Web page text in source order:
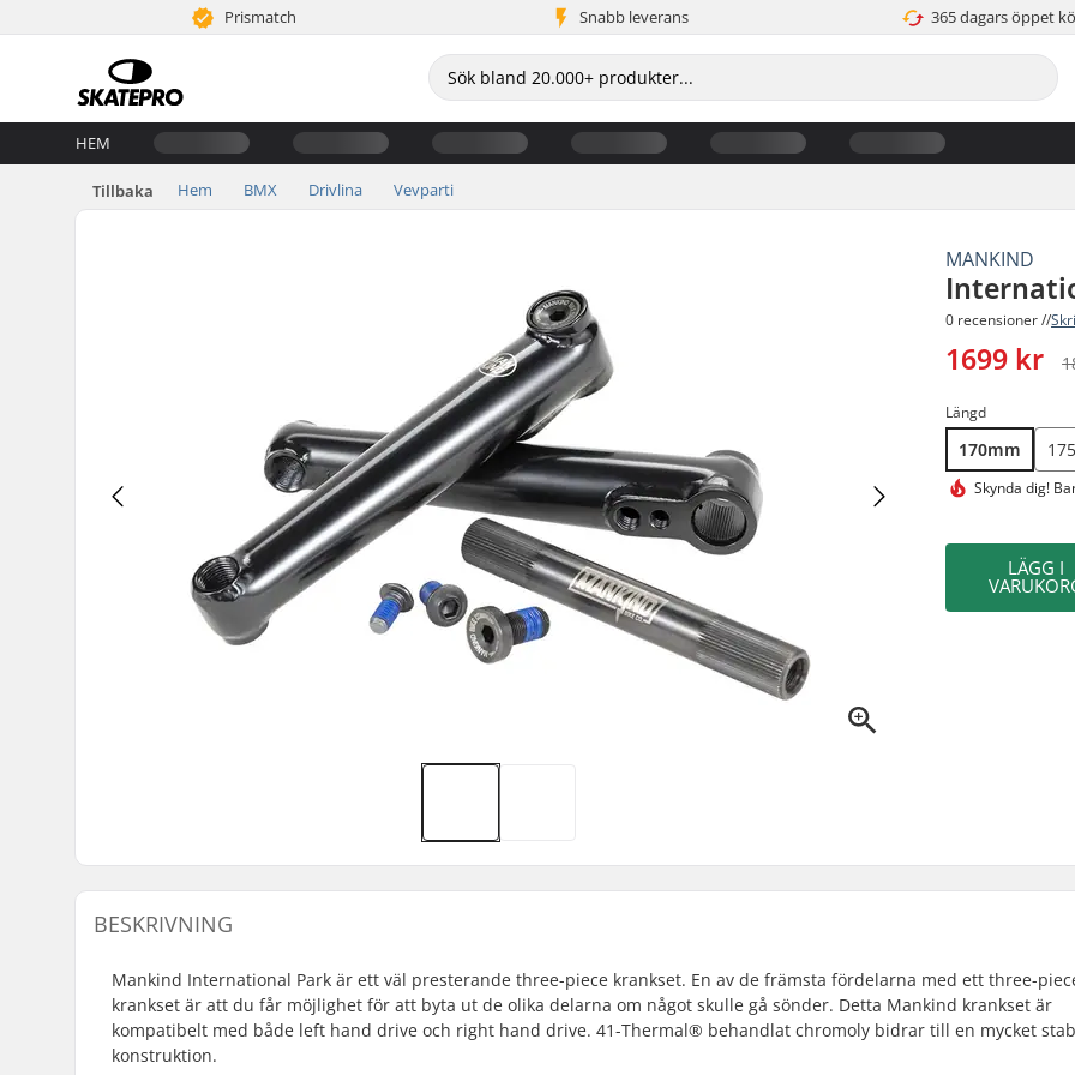
Prismatch Snabb leverans 365 dagars öppet
HEM
Tillbaka Hem BMX Drivlina Vevparti
MANKIND
0 recensioner //
1699 kr
Längd
170mm
Skynda dig!
LÄGG I
BESKRIVNING
Mankind International Park är ett väl presterande three-piece krankset. En av de främsta fördelarna med ett three-
krankset är att du får möjlighet för att byta ut de olika delarna om något skulle gå sönder. Detta Mankind krankset är
kompatibelt med både left hand drive och right hand drive. 41-Thermal® behandlat chromoly bidrar till en mycket
konstruktion.